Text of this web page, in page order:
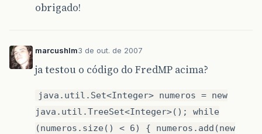
obrigado!
marcushlm3 de out. de 2007
ja testou o código do FredMP acima?
java.util.Set<Integer> numeros = new
java.util.TreeSet<Integer>(); while
(numeros.size() < 6) { numeros.add(new